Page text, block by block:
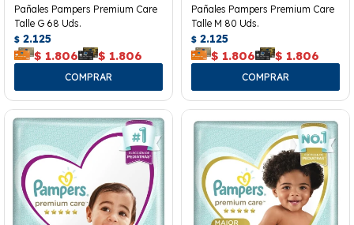
Pañales Pampers Premium Care
Talle G 68 Uds.
$ 2.125
$ 1.806 $ 1.806
Pañales Pampers Premium Care
Talle M 80 Uds.
$ 2.125
$ 1.806 $ 1.806